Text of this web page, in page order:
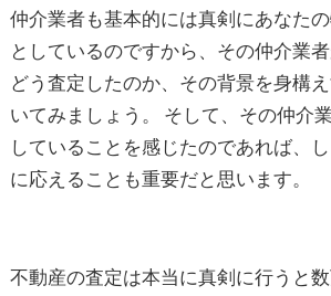
仲介業者も基本的には真剣にあなた
としているのですから、その仲介業
どう査定したのか、その背景を身構
いてみましょう。 そして、その仲介
していることを感じたのであれば、
に応えることも重要だと思います。
不動産の査定は本当に真剣に行うと